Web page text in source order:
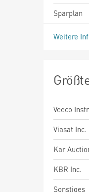
Sparplan
Weitere
Veeco
Viasat Inc.
Kar
KBR Inc.
Sonstiges